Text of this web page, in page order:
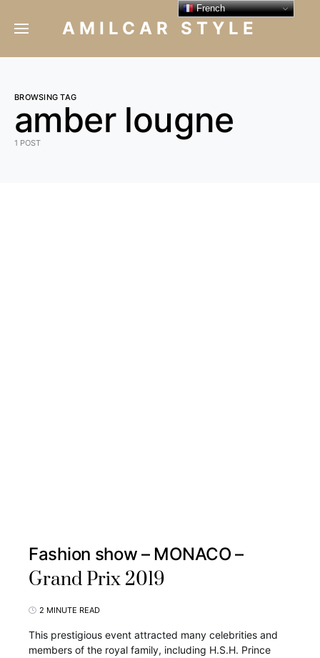
AMILCAR STYLE
BROWSING TAG
amber lougne
1 POST
Fashion show – MONACO –
Grand Prix 2019
2 MINUTE READ
This prestigious event attracted many celebrities and
members of the royal family, including H.S.H. Prince
French